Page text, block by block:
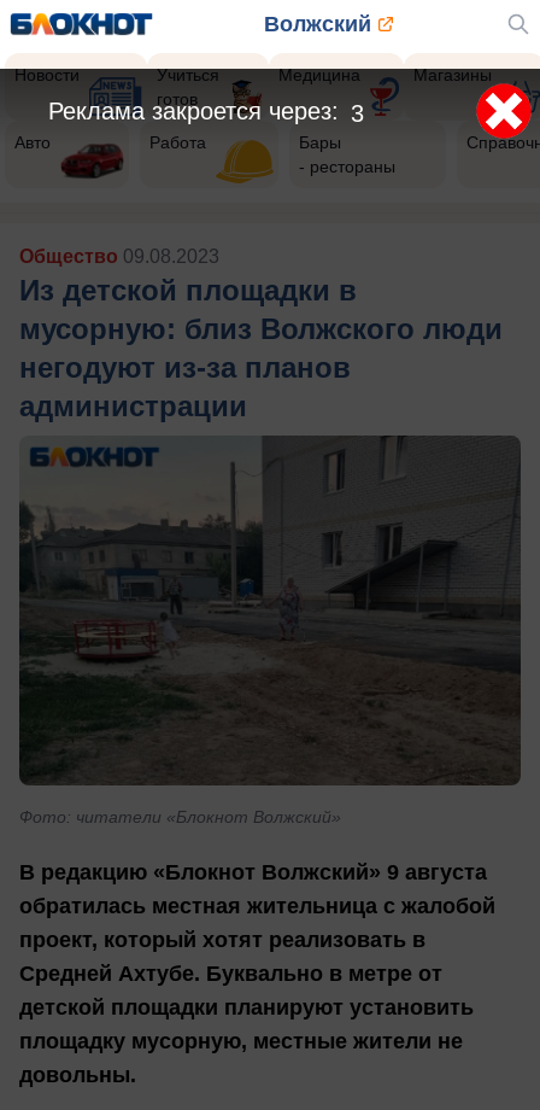
Волжский
Новости
Учиться
готов
Медицина Магазины
Авто Работа
Бары
- рестораны
Общество 09.08.2023
Из детской площадки в
мусорную: близ Волжского люди
негодуют из-за планов
администрации
Фото: читатели «Блокнот Волжский»
В редакцию «Блокнот Волжский» 9 августа
обратилась местная жительница с жалобой
проект, который хотят реализовать в
Средней Ахтубе. Буквально в метре от
детской площадки планируют установить
площадку мусорную, местные жители не
довольны.
1
Реклама закроется через: